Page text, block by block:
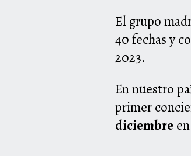
El grupo
40 fechas y
2023.
En nuestro
primer
diciembre